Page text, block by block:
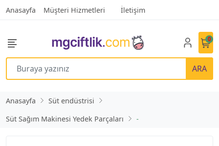
Anasayfa Müşteri Hizmetleri İletişim
ARA
0
Anasayfa
Süt endüstrisi
Süt Sağım Makinesi Yedek Parçaları
-